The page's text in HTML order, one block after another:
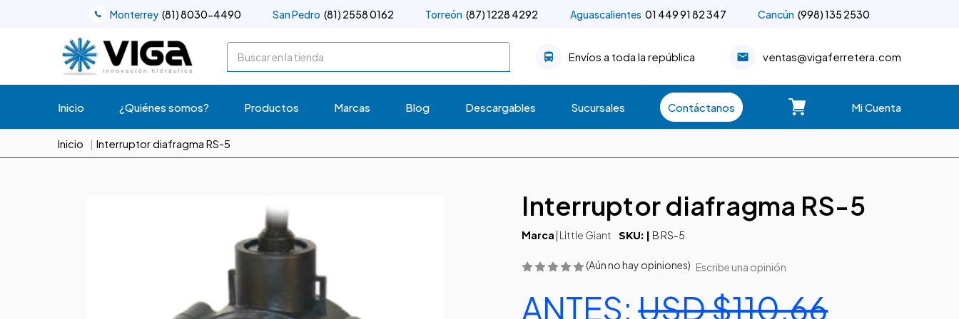
Monterrey (81) 8030-4490 San Pedro (81) 2558 0162 Torreón (87) 1228 4292 Aguascalientes 01 449 91 82 347 Cancún (998) 135 2530
Buscar
Envíos a toda la república ventas@vigaferretera.com
Inicio ¿Quiénes somos? Productos Marcas Blog Descargables Sucursales Contáctanos Mi Cuenta
Inicio Interruptor diafragma RS-5
Interruptor diafragma RS-5
Marca Little Giant SKU: | B RS-5
(Aún no hay opiniones) Escribe una opinión
ANTES:USD $110.66